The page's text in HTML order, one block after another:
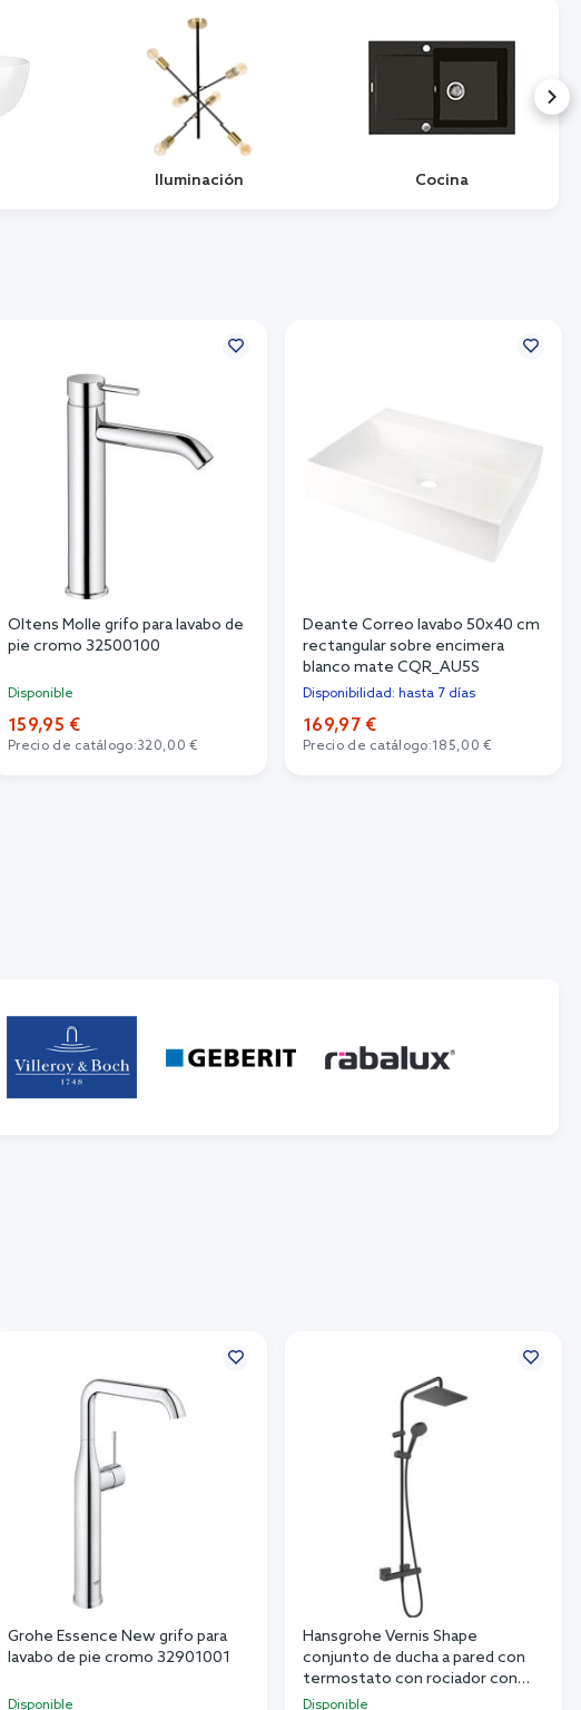
Iluminación Cocina
Oltens Molle grifo para lavabo de
pie cromo 32500100
Disponible
159,95 €
Precio de catálogo:320,00 €
Deante Correo lavabo 50x40 cm
rectangular sobre encimera
blanco mate CQR_AU5S
Disponibilidad: hasta 7 días
169,97 €
Precio de catálogo:185,00 €
Grohe Essence New grifo para
lavabo de pie cromo 32901001
Disponible
Hansgrohe Vernis Shape
conjunto de ducha a pared con
termostato con rociador con
efecto lluvia negro 26286670
Disponible